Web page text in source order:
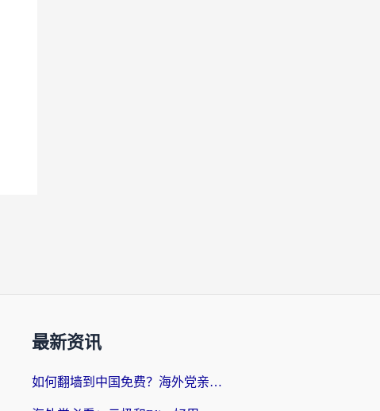
最新资讯
如何翻墙到中国免费？海外党亲测：从踩坑到选对加速器的全攻略